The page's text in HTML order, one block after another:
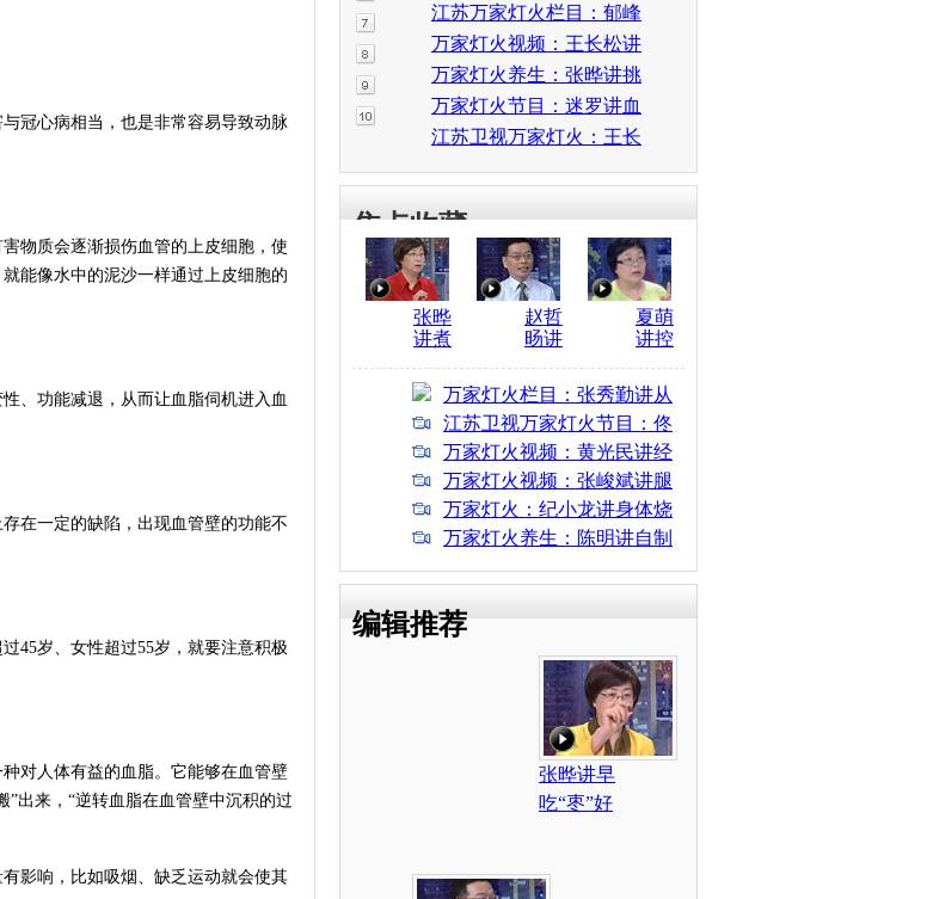
冠心病相当，也是非常容易导致动脉
物质会逐渐损伤血管的上皮细胞，使
能像水中的泥沙一样通过上皮细胞的
、功能减退，从而让血脂伺机进入血
在一定的缺陷，出现血管壁的功能不
岁、女性超过55岁，就要注意积极
对人体有益的血脂。它能够在血管壁
出来，“逆转血脂在血管壁中沉积的过
影响，比如吸烟、缺乏运动就会使其
健步走的效果
江苏万家灯火栏目：郁峰
讲颈椎歪斜妙招
万家灯火视频：王长松讲
舌头的健康密码
万家灯火养生：张晔讲挑
选新鲜鸡蛋窍门
万家灯火节目：迷罗讲血
管堵塞的表现
江苏卫视万家灯火：王长
松讲用中药治病
焦点收藏
张晔
讲煮
有窍
门
赵哲
旸讲
牙必
须拔
夏萌
讲控
糖怎
么吃
万家灯火栏目：张秀勤讲从
手看脾胃的健康程度
江苏卫视万家灯火节目：佟
彤讲补肾大法
万家灯火视频：黄光民讲经
络保健做好养生
万家灯火视频：张峻斌讲腿
部拉伸法
万家灯火：纪小龙讲身体烧
灼感是怎么回事
万家灯火养生：陈明讲自制
美容养颜药酒
编辑推荐
张晔讲早
吃“枣”好